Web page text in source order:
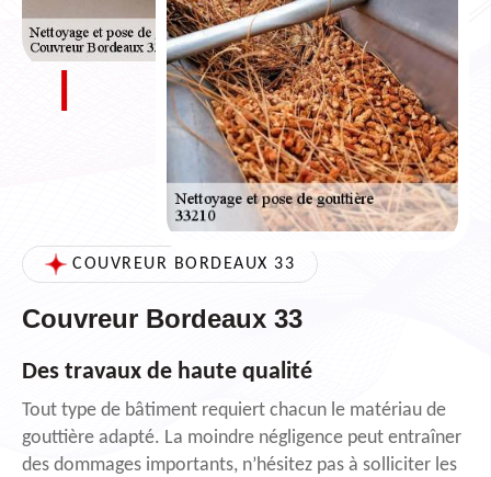
COUVREUR BORDEAUX 33
Couvreur Bordeaux 33
Des travaux de haute qualité
Tout type de bâtiment requiert chacun le matériau de
gouttière adapté. La moindre négligence peut entraîner
des dommages importants, n’hésitez pas à solliciter les